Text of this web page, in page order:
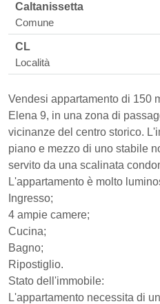
Caltanissetta
Comune
CL
Località
Vendesi appartamento di 150
Elena 9, in una zona di
vicinanze del centro storico.
piano e mezzo di uno stabile
servito da una scalinata
​L'appartamento è molto
​Ingresso;
​4 ampie camere;
​Cucina;
​Bagno;
​Ripostiglio.
​Stato dell'immobile:
L'appartamento necessita di